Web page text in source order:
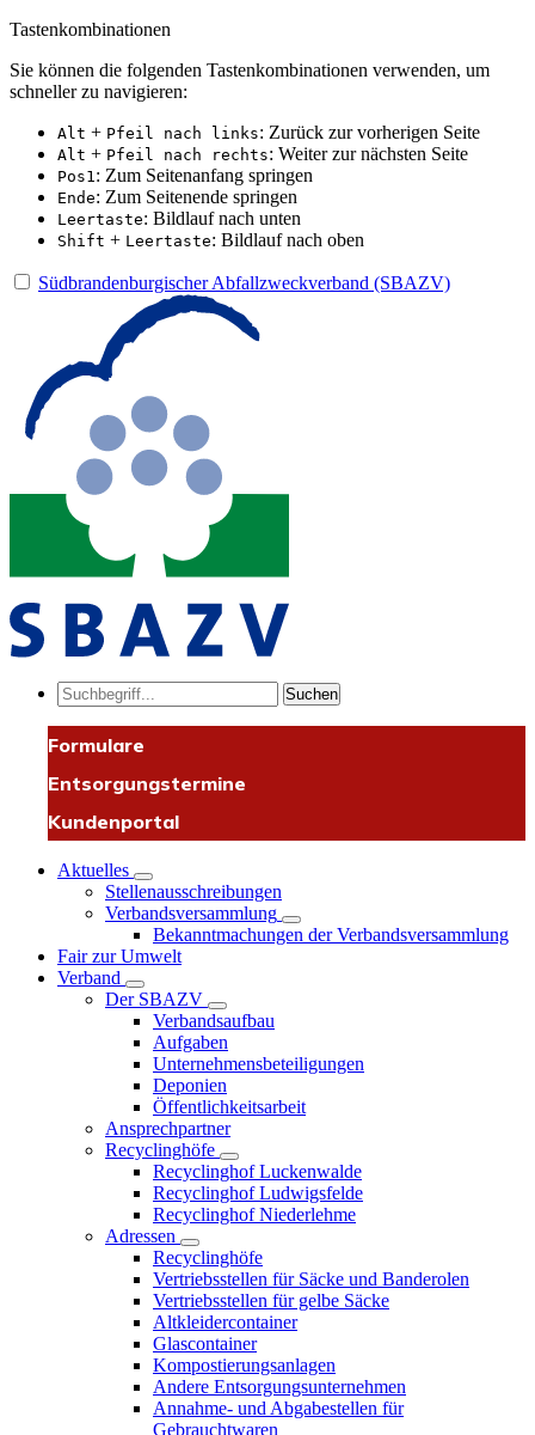
Tastenkombinationen
Sie können die folgenden Tastenkombinationen verwenden, um
schneller zu navigieren:
Alt + Pfeil nach links: Zurück zur vorherigen Seite
Alt + Pfeil nach rechts: Weiter zur nächsten Seite
Pos1: Zum Seitenanfang springen
Ende: Zum Seitenende springen
Leertaste: Bildlauf nach unten
Shift + Leertaste: Bildlauf nach oben
Südbrandenburgischer Abfallzweckverband (SBAZV)
Suchen
Formulare
Entsorgungstermine
Kundenportal
Aktuelles
Stellenausschreibungen
Verbandsversammlung
Bekanntmachungen der Verbandsversammlung
Fair zur Umwelt
Verband
Der SBAZV
Verbandsaufbau
Aufgaben
Unternehmensbeteiligungen
Deponien
Öffentlichkeitsarbeit
Ansprechpartner
Recyclinghöfe
Recyclinghof Luckenwalde
Recyclinghof Ludwigsfelde
Recyclinghof Niederlehme
Adressen
Recyclinghöfe
Vertriebsstellen für Säcke und Banderolen
Vertriebsstellen für gelbe Säcke
Altkleidercontainer
Glascontainer
Kompostierungsanlagen
Andere Entsorgungsunternehmen
Annahme- und Abgabestellen für
Gebrauchtwaren